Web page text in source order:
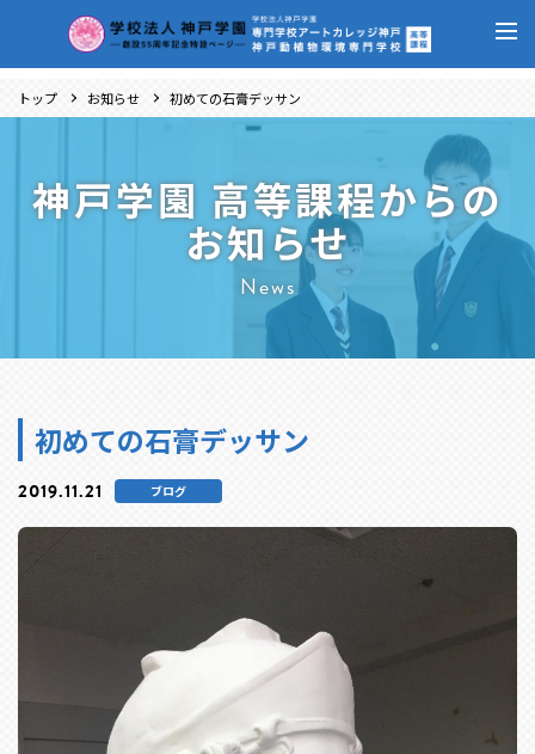
トップ お知らせ 初めての石膏デッサン
神戸学園 高等課程からの
お知らせ
News
初めての石膏デッサン
2019.11.21 ブログ